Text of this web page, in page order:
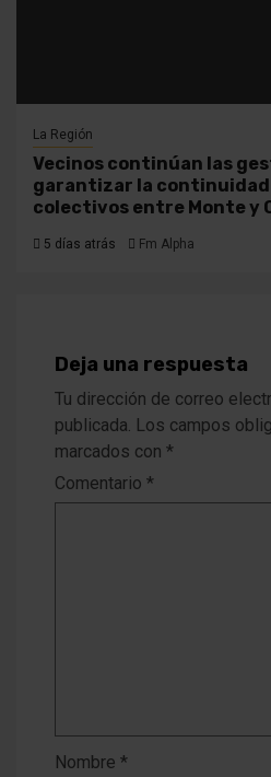
La Región
Vecinos continúan las
garantizar la continuidad
colectivos entre Monte y
5 días atrás Fm Alpha
Deja una respuesta
Tu dirección de correo
publicada. Los campos
marcados con *
Comentario *
Nombre *